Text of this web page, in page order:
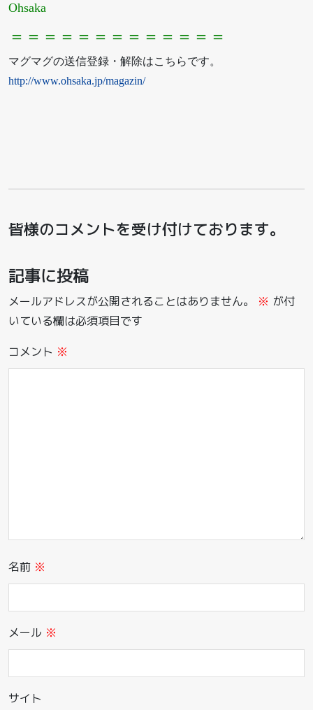
Ohsaka
＝＝＝＝＝＝＝＝＝＝＝＝＝
マグマグの送信登録・解除はこちらです。
http://www.ohsaka.jp/magazin/
皆様のコメントを受け付けております。
記事に投稿
メールアドレスが公開されることはありません。 ※ が付
いている欄は必須項目です
コメント ※
名前 ※
メール ※
サイト